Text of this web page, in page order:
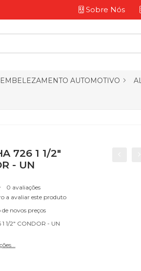
Sobre Nós
AUTOMOTIVO
726 1 1/2"
- UN
0 avaliações
a avaliar este produto
de novos preços
1 1/2" CONDOR - UN